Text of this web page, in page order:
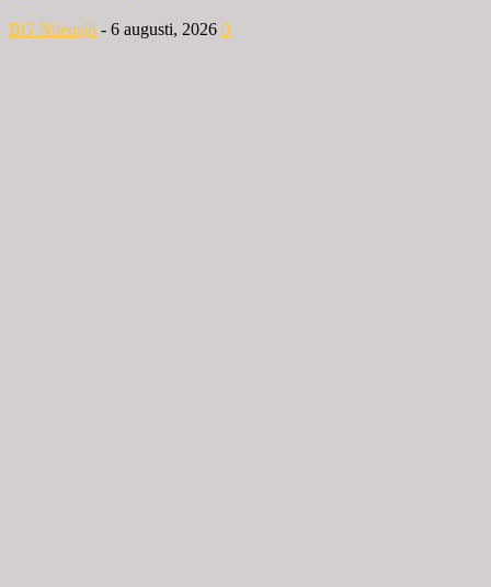
BG Nilensjö - 6 augusti, 2026 0